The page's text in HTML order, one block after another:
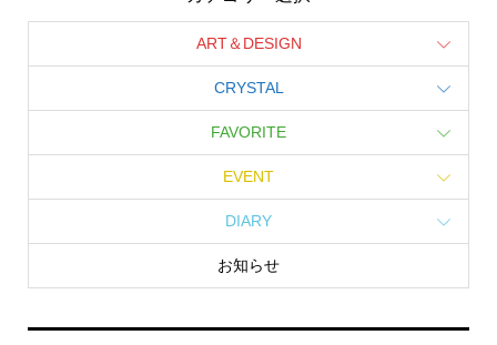
ART＆DESIGN
CRYSTAL
FAVORITE
EVENT
DIARY
お知らせ